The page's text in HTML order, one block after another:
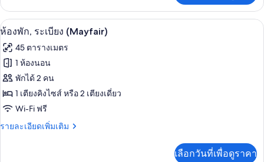
เกี่ยว
กับ
ห้อง
ท,
ห้อง
มุม
เปิด
ภาพถ่าย
ทั้งหมด
ของ
ห้อง
พัก,
ระเบียง
ห้องพัก, ระเบียง (Mayfair) | สิ่งอำนวย
5
ห้องพัก, ระเบียง (Mayfair)
45 ตารางเมตร
1 ห้องนอน
พักได้ 2 คน
1 เตียงคิงไซส์ หรือ 2 เตียงเดี่ยว
Wi-Fi ฟรี
รายละเอียดเพิ่มเติม
ราย
เลือกวันที่เพื่อดูราคา